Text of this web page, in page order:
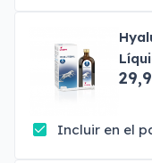
Incluir en el